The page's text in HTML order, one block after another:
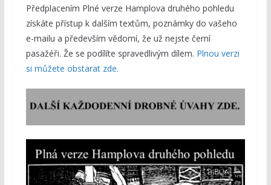
Předplacením Plné verze Hamplova druhého pohledu
získáte přístup k dalším textům, poznámky do vašeho
e-mailu a především vědomí, že už nejste černí
pasažéři. Že se podílíte spravedlivým dílem. Plnou verzi
si můžete obstarat zde.